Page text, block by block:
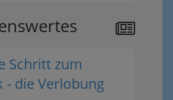
Schritt zum
- die Verlobung